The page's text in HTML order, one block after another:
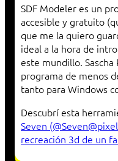
SDF Modeler es un
accesible y gratuito
que me la quiero
ideal a la hora de
este mundillo.
programa de menos
tanto para Windows
Descubrí esta
Seven
recreación 3d de un